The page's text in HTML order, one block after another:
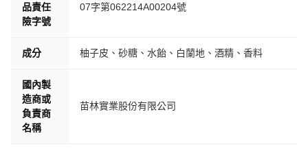
品責任
險字號
07字第062214A00204號
成分 柚子皮、砂糖、水飴、白蘭地、酒精、香料
國內製
造商或
負責商
名稱
苗林實業股份有限公司